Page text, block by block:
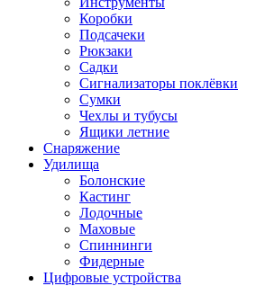
Коробки
Подсачеки
Рюкзаки
Садки
Сигнализаторы поклёвки
Сумки
Чехлы и тубусы
Ящики летние
Снаряжение
Удилища
Болонские
Кастинг
Лодочные
Маховые
Спиннинги
Фидерные
Цифровые устройства